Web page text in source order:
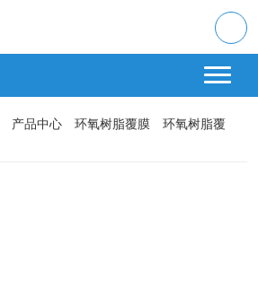
产品中心 环氧树脂覆膜
环氧树脂覆